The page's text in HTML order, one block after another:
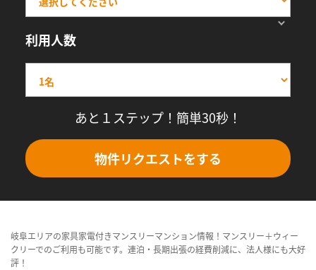
利用人数
あと１ステップ！簡単30秒！
物件リクエストをする
岐阜エリアの家具家電付きマンスリーマンション情報！マンスリー＋ウィー
クリーでのご利用も可能です。連泊・長期出張の経費削減に、法人様にも大好
評！